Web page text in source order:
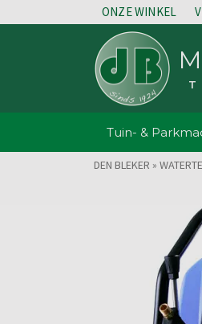
ONZE WINKEL
Tuin- &
DEN BLEKER »